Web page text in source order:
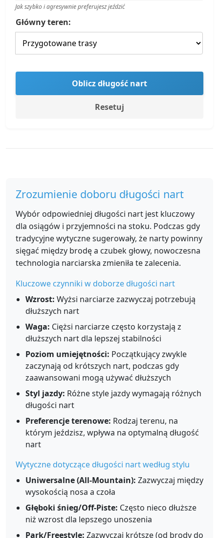
Jak szybko i agresywnie preferujesz jeździć
Główny teren:
Oblicz długość nart
Resetuj
Zrozumienie doboru długości nart
Wybór odpowiedniej długości nart jest kluczowy
dla osiągów i przyjemności na stoku. Podczas gdy
tradycyjne wytyczne sugerowały, że narty powinny
sięgać między brodę a czubek głowy, nowoczesna
technologia narciarska zmieniła te zalecenia.
Kluczowe czynniki w doborze długości nart
Wzrost: Wyżsi narciarze zazwyczaj potrzebują
dłuższych nart
Waga: Ciężsi narciarze często korzystają z
dłuższych nart dla lepszej stabilności
Poziom umiejętności: Początkujący zwykle
zaczynają od krótszych nart, podczas gdy
zaawansowani mogą używać dłuższych
Styl jazdy: Różne style jazdy wymagają różnych
długości nart
Preferencje terenowe: Rodzaj terenu, na
którym jeździsz, wpływa na optymalną długość
nart
Wytyczne dotyczące długości nart według stylu
Uniwersalne (All-Mountain): Zazwyczaj między
wysokością nosa a czoła
Głęboki śnieg/Off-Piste: Często nieco dłuższe
niż wzrost dla lepszego unoszenia
Park/Freestyle: Zazwyczaj krótsze (od brody do